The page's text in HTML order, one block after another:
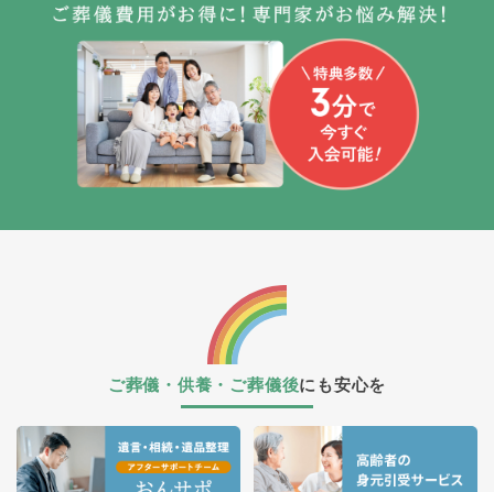
ご葬儀・供養・ご葬儀後にも安心を